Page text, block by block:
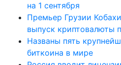
на 1 сентября
Премьер Грузии
выпуск криптовалюты
Названы пять
биткоина в мире